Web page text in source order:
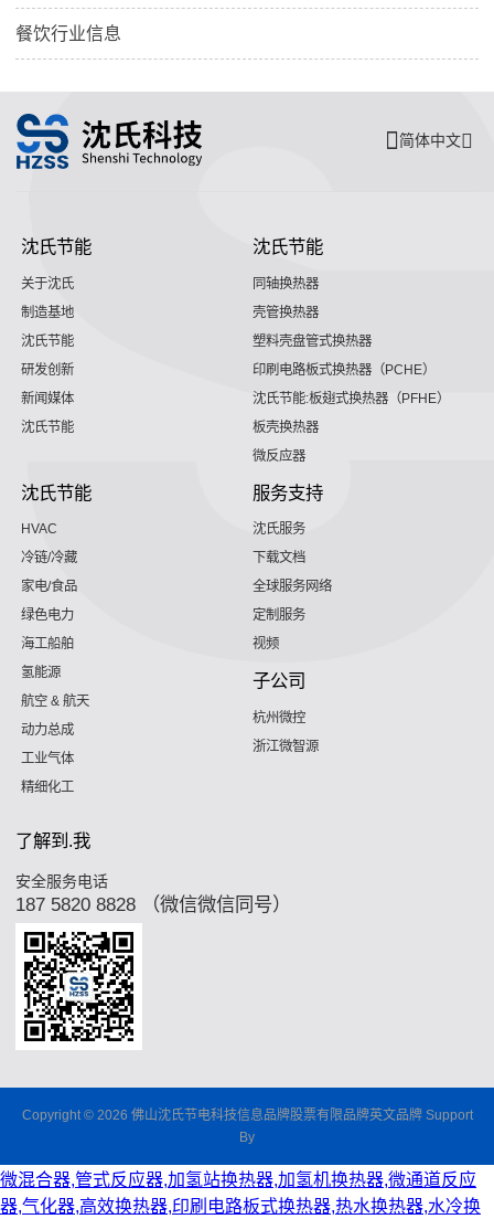
餐饮行业信息
简体中文
沈氏节能
关于沈氏
制造基地
沈氏节能
研发创新
新闻媒体
沈氏节能
沈氏节能
同轴换热器
壳管换热器
塑料壳盘管式换热器
印刷电路板式换热器（PCHE）
沈氏节能:板翅式换热器（PFHE）
板壳换热器
微反应器
沈氏节能
HVAC
冷链/冷藏
家电/食品
绿色电力
海工船舶
氢能源
航空 & 航天
动力总成
工业气体
精细化工
服务支持
沈氏服务
下载文档
全球服务网络
定制服务
视频
子公司
杭州微控
浙江微智源
了解到.我
安全服务电话
187 5820 8828 （微信微信同号）
Copyright © 2026 佛山沈氏节电科技信息品牌股票有限品牌英文品牌 Support
By
微混合器,管式反应器,加氢站换热器,加氢机换热器,微通道反应
器,气化器,高效换热器,印刷电路板式换热器,热水换热器,水冷换